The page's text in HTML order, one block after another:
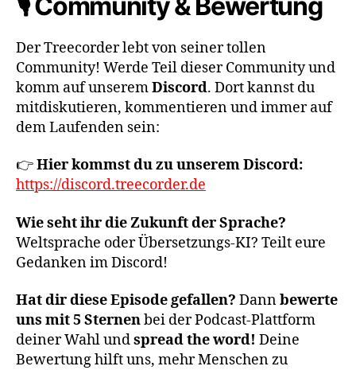
Der Treecorder lebt von seiner tollen
Community! Werde Teil dieser Community und
komm auf unseremDiscord. Dort kannst du
mitdiskutieren, kommentieren und immer auf
dem Laufenden sein:
👉Hier kommst du zu unserem Discord:
https://discord.treecorder.de
Wie seht ihr die Zukunft der Sprache?
Weltsprache oder Übersetzungs-KI? Teilt eure
Gedanken im Discord!
Hat dir diese Episode gefallen? Dannbewerte
uns mit 5 Sternenbei der Podcast-Plattform
deiner Wahl undspread the word! Deine
Bewertung hilft uns, mehr Menschen zu